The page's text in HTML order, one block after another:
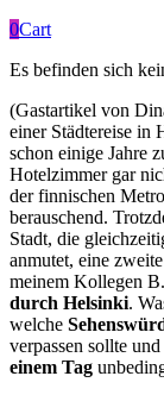
0Cart
Es befinden sich
(Gastartikel von
einer Städtereise in
schon einige Jahre
Hotelzimmer gar
der finnischen
berauschend.
Stadt, die
anmutet, eine
meinem Kollegen
durch Helsinki.
welche
verpassen sollte
einem Tag